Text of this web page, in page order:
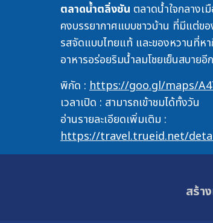
ตลาดน้ำตลิ่งชัน ตลาดน้ำใจกลางเ
คงบรรยากาศแบบชาวบ้าน ที่มีแต่ข
รสจัดแบบไทยแท้ และของหวานที่ห
อาหารอร่อยริมน้ำลมโชยเย็นสบายอี
พิกัด : https://goo.gl/maps/
เวลาเปิด : สามารถเข้าชมได้ทั้งวัน
อ่านรายละเอียดเพิ่มเติม :
https://travel.trueid.net/
สร้า